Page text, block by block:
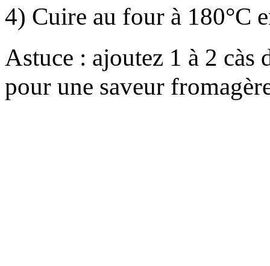
4) Cuire au four à 180°C
Astuce : ajoutez 1 à 2 càs
pour une saveur